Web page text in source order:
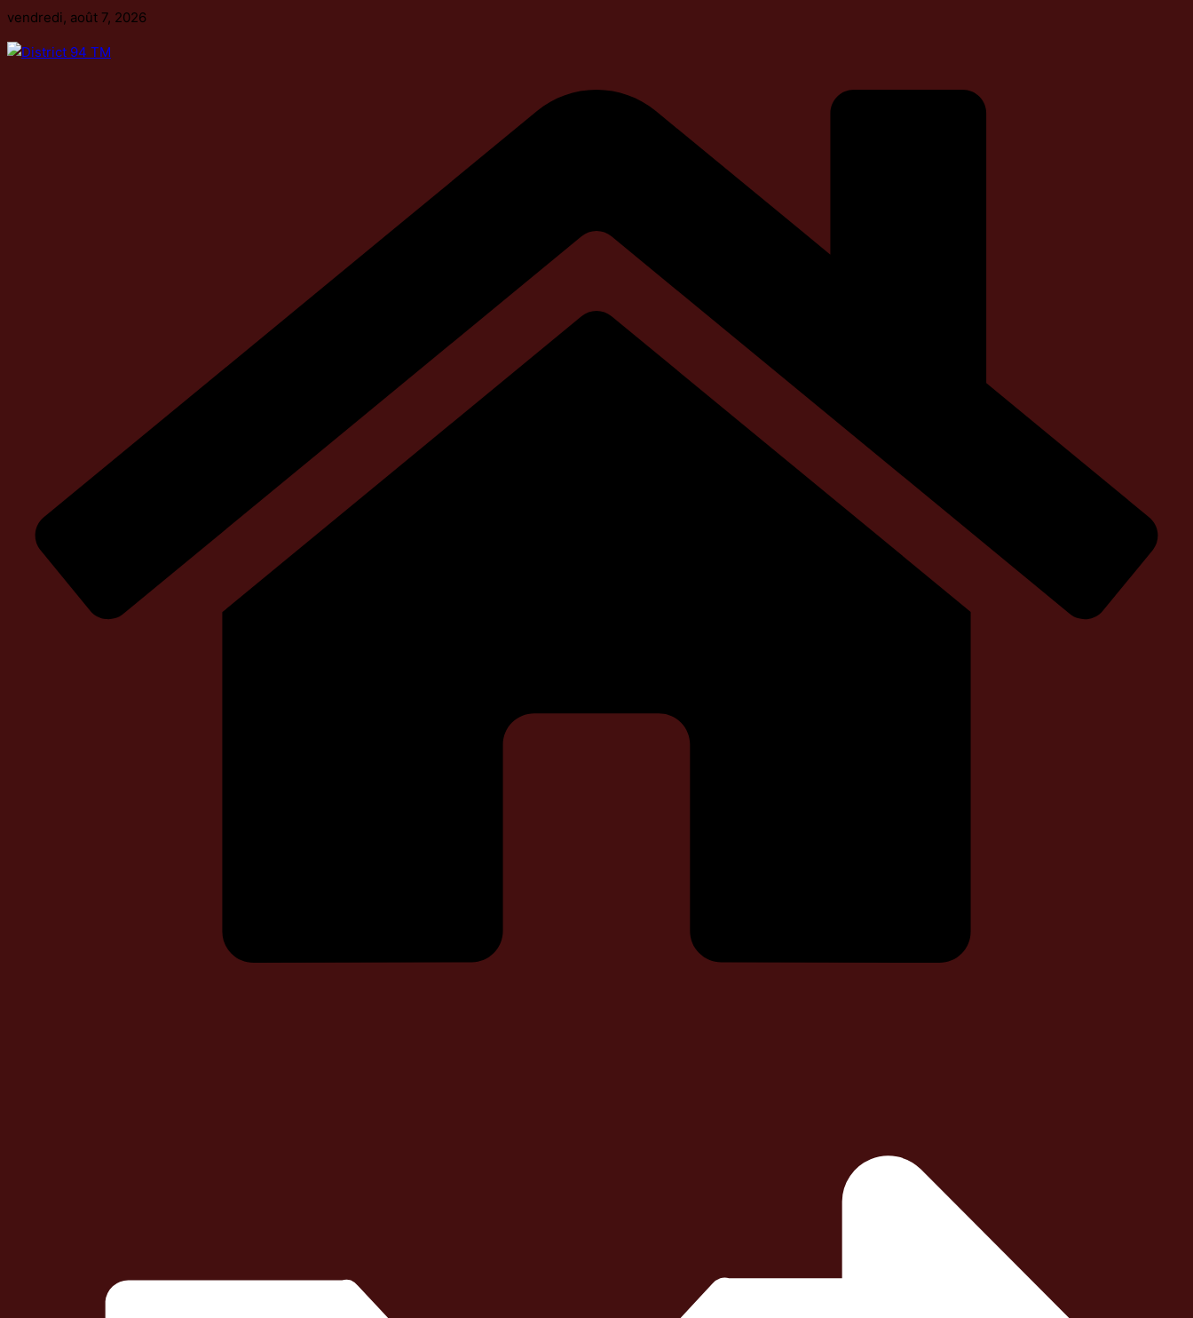
Passer
au
contenu
vendredi, août 7, 2026